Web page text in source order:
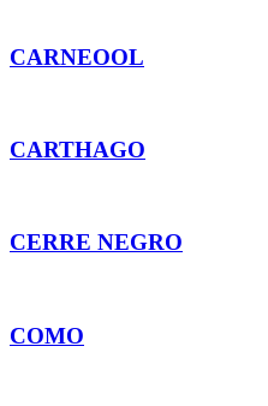
CARNEOOL
CARTHAGO
CERRE NEGRO
COMO